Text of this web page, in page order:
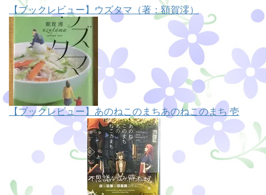
【ブックレビュー】ウズタマ（著：額賀澪）
【ブックレビュー】あのねこのまちあのねこのまち 壱